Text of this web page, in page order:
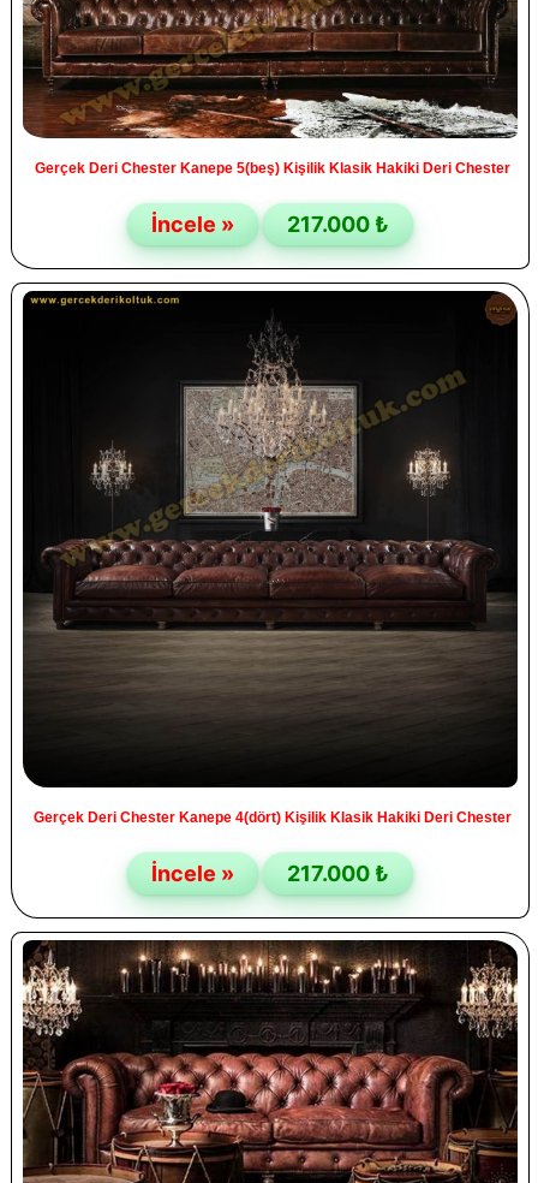
Gerçek Deri Chester Kanepe 5(beş) Kişilik Klasik Hakiki Deri Chester
İncele » 217.000 ₺
Gerçek Deri Chester Kanepe 4(dört) Kişilik Klasik Hakiki Deri Chester
İncele » 217.000 ₺